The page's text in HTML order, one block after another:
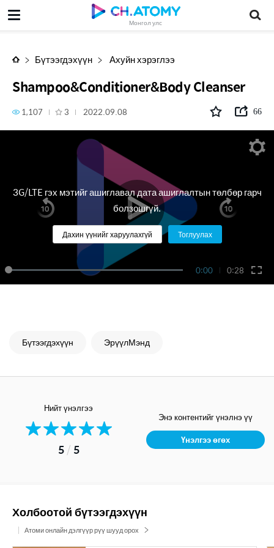
Монгол улс
Shampoo&Conditioner&Body Cleanser
Бүтээгдэхүүн Ахуйн хэрэглээ
Shampoo&Conditioner&Body Cleanser
1,107 3 2022.09.08 66
0:00 0:28
3G/LTE гэх мэтийг ашиглавал дата ашиглалтын төлбөр гарч
болзошгүй.
Дахин үүнийг харуулахгүй Тоглуулах
Бүтээгдэхүүн ЭрүүлМэнд
Нийт үнэлгээ
5/ 5
Энэ контентийг үнэлнэ үү
Үнэлгээ өгөх
Холбоотой бүтээгдэхүүн
Атоми онлайн дэлгүүр рүү шууд орох